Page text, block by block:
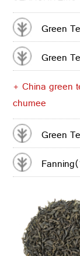
Green
Green
+ China green
chumee
Green
CONTACTER